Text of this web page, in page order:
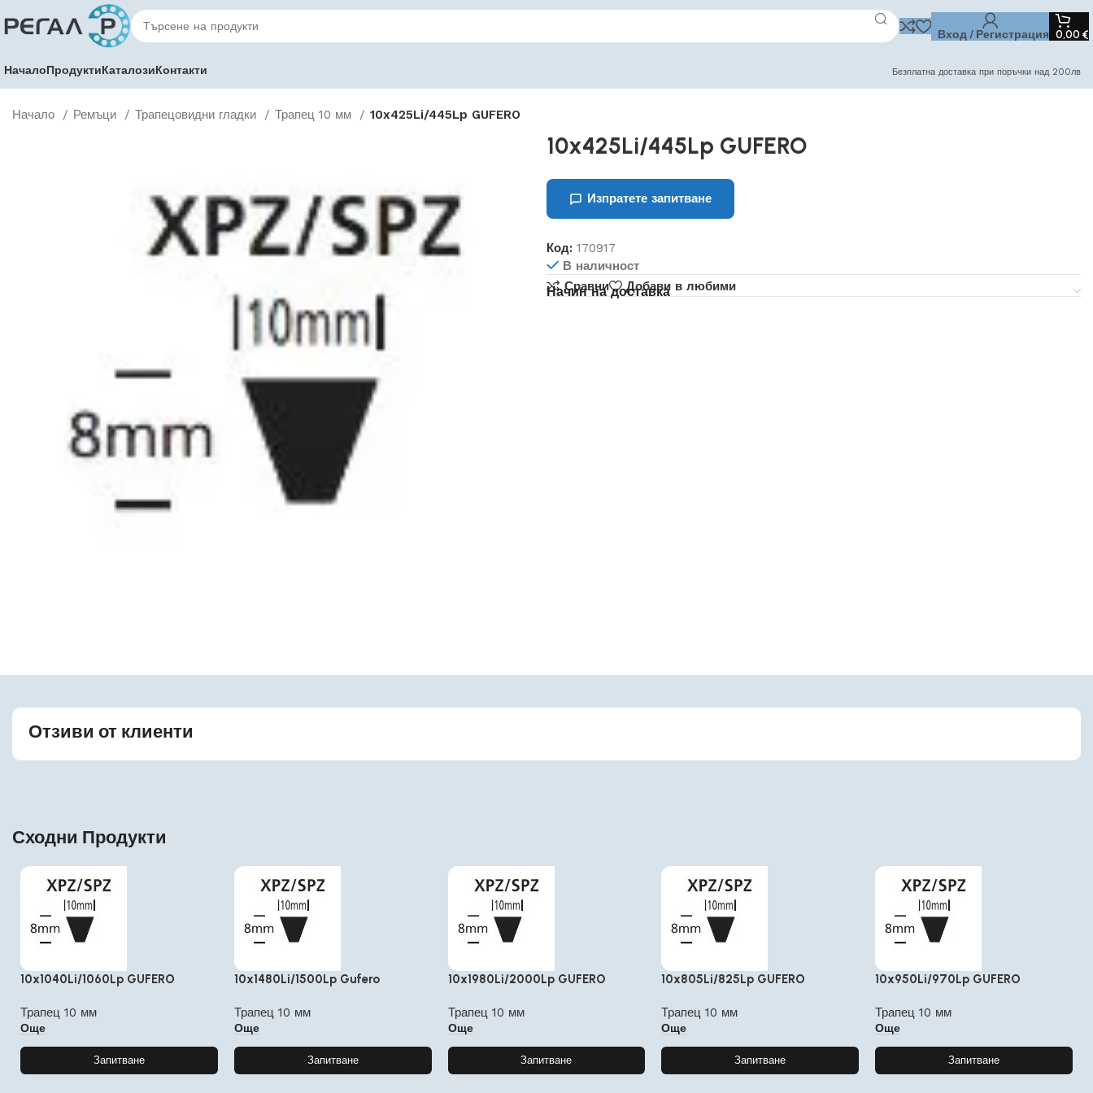
Вход / Регистрация 0,00 €
НачалоПродуктиКаталозиКонтакти Безплатна доставка при поръчки над 200лв
Начало Ремъци Трапецовидни гладки Трапец 10 мм 10x425Li/445Lp GUFERO
10x425Li/445Lp GUFERO
Изпратете запитване
Код: 170917
В наличност
Сравни
Добави в любими
Начин на доставка
Отзиви от клиенти
Сходни Продукти
10x1040Li/1060Lp GUFERO
Трапец 10 мм
Още
Запитване
10x1480Li/1500Lp Gufero
Трапец 10 мм
Още
Запитване
10x1980Li/2000Lp GUFERO
Трапец 10 мм
Още
Запитване
10x805Li/825Lp GUFERO
Трапец 10 мм
Още
Запитване
10x950Li/970Lp GUFERO
Трапец 10 мм
Още
Запитване